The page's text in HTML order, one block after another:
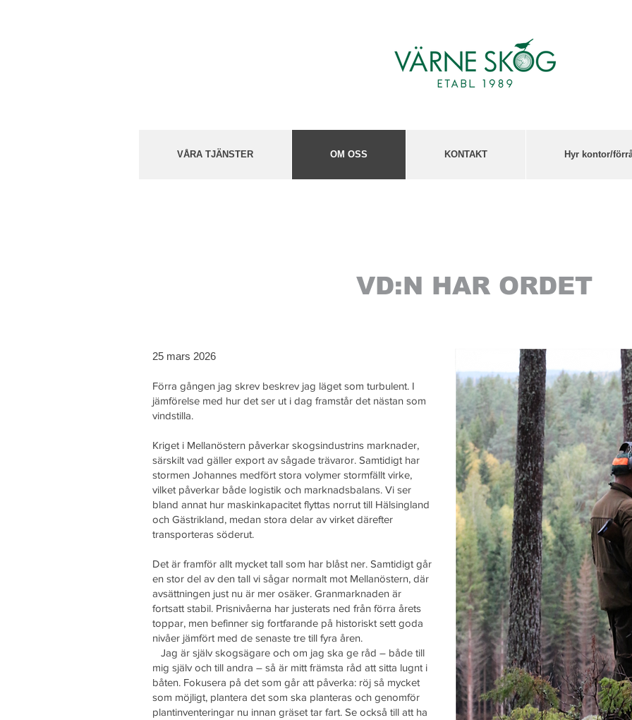
VÅRA TJÄNSTER OM OSS KONTAKT Hyr kontor/
VD:N HAR ORDET
25 mars 2026
Förra gången jag skrev beskrev jag läget som turbulent. I
jämförelse med hur det ser ut i dag framstår det nästan som
vindstilla.
Kriget i Mellanöstern påverkar skogsindustrins marknader,
särskilt vad gäller export av sågade trävaror. Samtidigt har
stormen Johannes medfört stora volymer stormfällt virke,
vilket påverkar både logistik och marknadsbalans. Vi ser
bland annat hur maskinkapacitet flyttas norrut till Hälsingland
och Gästrikland, medan stora delar av virket därefter
transporteras söderut.
Det är framför allt mycket tall som har blåst ner. Samtidigt går
en stor del av den tall vi sågar normalt mot Mellanöstern, där
avsättningen just nu är mer osäker. Granmarknaden är
fortsatt stabil. Prisnivåerna har justerats ned från förra årets
toppar, men befinner sig fortfarande på historiskt sett goda
nivåer jämfört med de senaste tre till fyra åren.
Jag är själv skogsägare och om jag ska ge råd – både till
mig själv och till andra – så är mitt främsta råd att sitta lugnt i
båten. Fokusera på det som går att påverka: röj så mycket
som möjligt, plantera det som ska planteras och genomför
plantinventeringar nu innan gräset tar fart. Se också till att ha